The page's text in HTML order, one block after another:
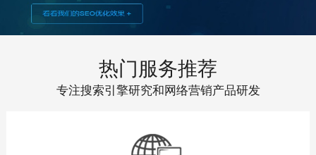
热门服务推荐
专注搜索引擎研究和网络营销产品研发